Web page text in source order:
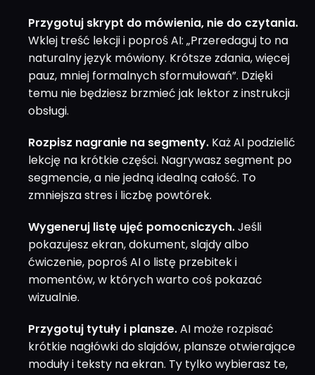
Przygotuj skrypt do mówienia, nie do czytania.
Wklej treść lekcji i poproś AI: „Przeredaguj to na
naturalny język mówiony. Krótsze zdania, więcej
pauz, mniej formalnych sformułowań”. Dzięki
temu nie będziesz brzmieć jak lektor z instrukcji
obsługi.
Rozpisz nagranie na segmenty. Każ AI podzielić
lekcję na krótkie części. Nagrywasz segment po
segmencie, a nie jedną idealną całość. To
zmniejsza stres i liczbę powtórek.
Wygeneruj listę ujęć pomocniczych.Jeśli
pokazujesz ekran, dokument, slajdy albo
ćwiczenie, poproś AI o listę przebitek i
momentów, w których warto coś pokazać
wizualnie.
Przygotuj tytuły i plansze.AI może rozpisać
krótkie nagłówki do slajdów, plansze otwierające
moduły i teksty na ekran. Ty tylko wybierasz te,